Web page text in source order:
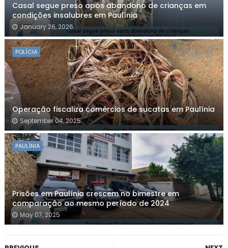
Casal segue preso após abandono de crianças em
condições insalubres em Paulínia
January 26, 2026
POLÍCIA
Operação fiscaliza comércios de sucatas em Paulínia
September 04, 2025
PAULÍNIA
Prisões em Paulínia crescem no bimestre em
comparação ao mesmo período de 2024
May 07, 2025